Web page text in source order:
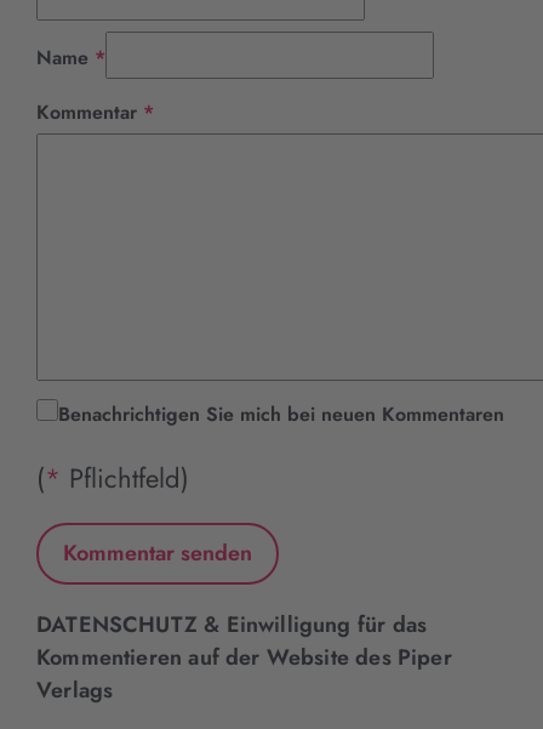
Name *
Kommentar *
Benachrichtigen Sie mich bei neuen Kommentaren
(* Pflichtfeld)
DATENSCHUTZ & Einwilligung für das
Kommentieren auf der Website des Piper
Verlags